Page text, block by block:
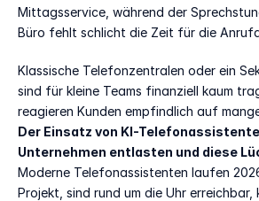
Mittagsservice, während der
Büro fehlt schlicht die Zeit für die
Klassische Telefonzentralen oder ein
sind für kleine Teams finanziell kaum
Der Einsatz von KI-
Moderne Telefonassistenten laufen
Projekt, sind rund um die Uhr